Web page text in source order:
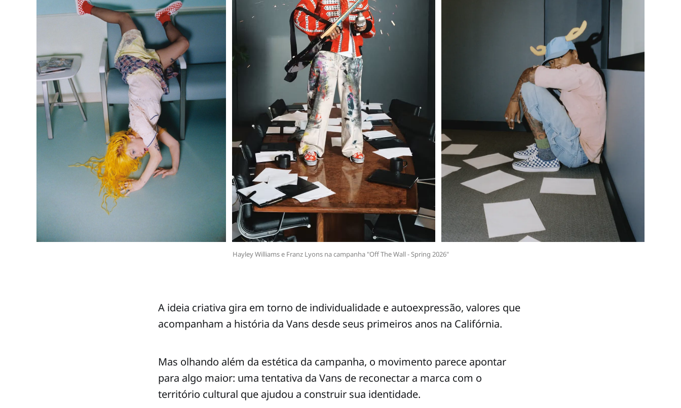
Hayley Williams e Franz Lyons na campanha "Off The Wall - Spring 2026"
A ideia criativa gira em torno de individualidade e autoexpressão, valores que
acompanham a história da Vans desde seus primeiros anos na Califórnia.
Mas olhando além da estética da campanha, o movimento parece apontar
para algo maior: uma tentativa da Vans de reconectar a marca com o
território cultural que ajudou a construir sua identidade.